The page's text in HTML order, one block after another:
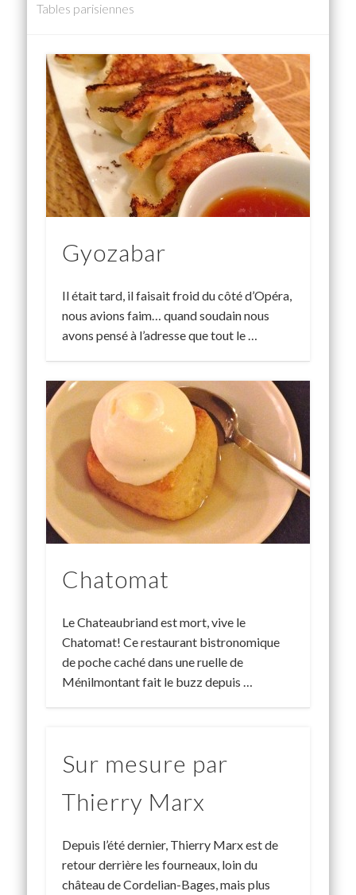
Tables parisiennes
Gyozabar
Il était tard, il faisait froid du côté d’Opéra,
nous avions faim… quand soudain nous
avons pensé à l’adresse que tout le …
Chatomat
Le Chateaubriand est mort, vive le
Chatomat! Ce restaurant bistronomique
de poche caché dans une ruelle de
Ménilmontant fait le buzz depuis …
Sur mesure par
Thierry Marx
Depuis l’été dernier, Thierry Marx est de
retour derrière les fourneaux, loin du
château de Cordelian-Bages, mais plus